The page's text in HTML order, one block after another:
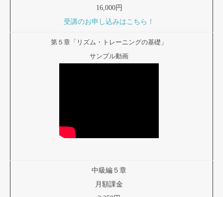
16,000円
受講のお申し込みはこちら！
第５章「リズム・トレーニングの基礎」
サンプル動画
中級編５章
月額課金